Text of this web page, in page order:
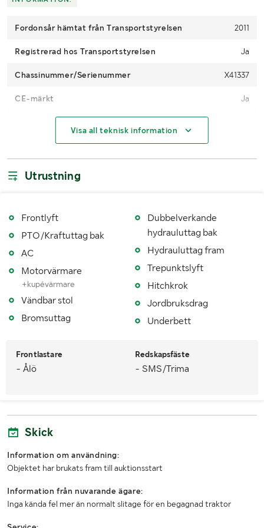
Fordonsår hämtat från Transportstyrelsen 2011
Registrerad hos Transportstyrelsen Ja
Chassinummer/Serienummer X41337
CE-märkt Ja
Motoreffekt (kW/hk) 129 kW / 175 hp
Drivmedel
Dimensioner däck fram
Antal nycklar
Importerad
Tjänstevikt (kg) 5590
Lastvikt (kg)
Bredd (mm)
Visa all teknisk information
Utrustning
Frontlyft
PTO/Kraftuttag bak
AC
Motorvärmare
+kupévärmare
Vändbar stol
Bromsuttag
Dubbelverkande
hydrauluttag bak
Hydrauluttag fram
Trepunktslyft
Hitchkrok
Jordbruksdrag
Underbett
Frontlastare
- Ålö
Redskapsfäste
- SMS/Trima
Skick
Information om användning:
Objektet har brukats fram till auktionsstart
Information från nuvarande ägare:
Inga kända fel mer än normalt slitage för en begagnad traktor